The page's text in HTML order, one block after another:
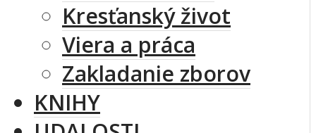
Kresťanský život
Viera a práca
Zakladanie zborov
KNIHY